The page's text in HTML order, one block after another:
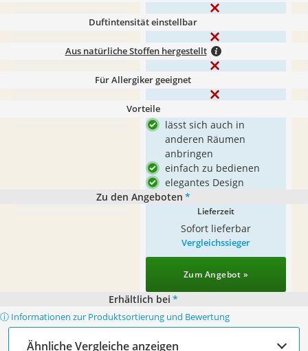
Duftintensität einstellbar
Aus natürliche Stoffen hergestellt
Für Allergiker geeignet
Vorteile
lässt sich auch in
anderen Räumen
anbringen
einfach zu bedienen
elegantes Design
Zu den Angeboten *
Lieferzeit
Sofort lieferbar
Vergleichssieger
Zum Angebot »
Erhältlich bei *
ⓘ Informationen zur Produktsortierung und Bewertung
Ähnliche Vergleiche anzeigen